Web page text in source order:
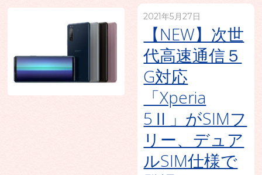
2021年5月27日
【NEW】次世
代高速通信５
G対応
「Xperia
5Ⅱ」がSIMフ
リー、デュア
ルSIM仕様で